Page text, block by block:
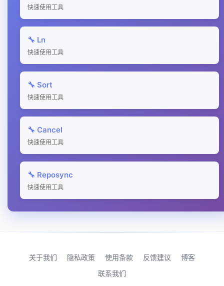
快速使用工具
🔧 Ln
快速使用工具
🔧 Sort
快速使用工具
🔧 Cancel
快速使用工具
🔧 Reposync
快速使用工具
关于我们 隐私政策 使用条款 反馈建议
博客
联系我们